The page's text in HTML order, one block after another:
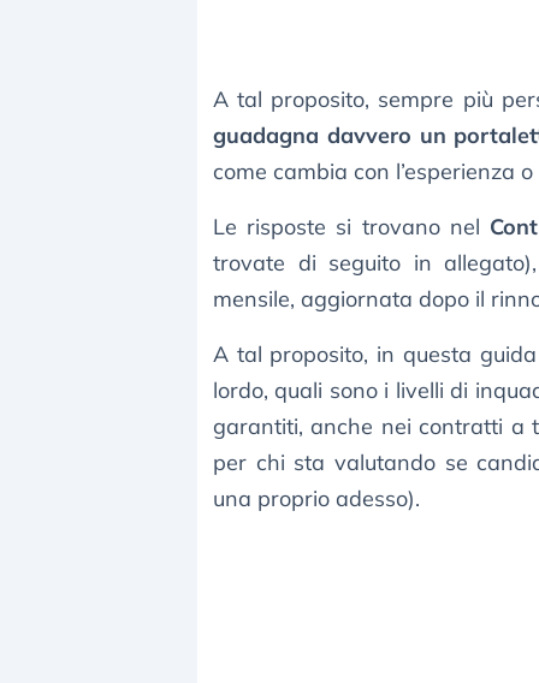
A tal proposito, sempre più
guadagna davvero un
come cambia con l’esperienza
Le risposte si trovano nel
trovate di seguito in
mensile, aggiornata dopo il
A tal proposito, in questa
lordo, quali sono i livelli di
garantiti, anche nei contratti a
per chi sta valutando se
una proprio adesso).